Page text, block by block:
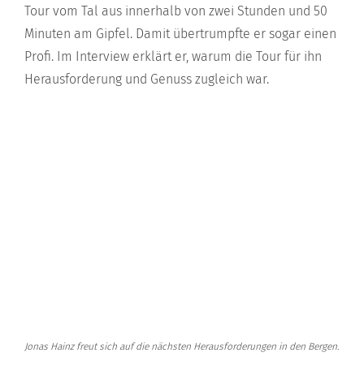
Tour vom Tal aus innerhalb von zwei Stunden und 50
Minuten am Gipfel. Damit übertrumpfte er sogar einen
Profi. Im Interview erklärt er, warum die Tour für ihn
Herausforderung und Genuss zugleich war.
Jonas Hainz freut sich auf die nächsten Herausforderungen in den Bergen.